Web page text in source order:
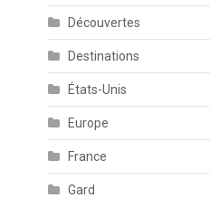
Découvertes
Destinations
États-Unis
Europe
France
Gard